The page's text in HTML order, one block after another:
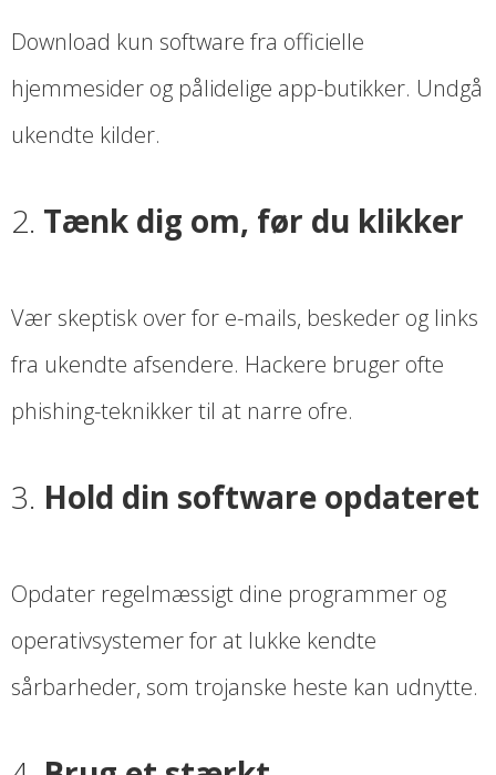
Download kun software fra officielle
hjemmesider og pålidelige app-butikker. Undgå
ukendte kilder.
2. Tænk dig om, før du klikker
Vær skeptisk over for e-mails, beskeder og links
fra ukendte afsendere. Hackere bruger ofte
phishing-teknikker til at narre ofre.
3. Hold din software opdateret
Opdater regelmæssigt dine programmer og
operativsystemer for at lukke kendte
sårbarheder, som trojanske heste kan udnytte.